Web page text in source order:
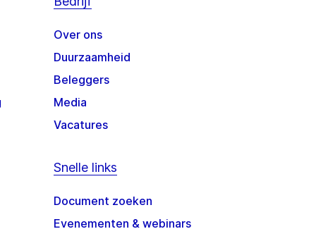
Over ons
Duurzaamheid
Beleggers
Media
Vacatures
Snelle links
Document zoeken
Evenementen & webinars